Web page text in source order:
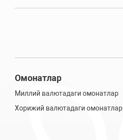
Омонатлар
Миллий валютадаги омонатлар
Хорижий валютадаги омонатлар